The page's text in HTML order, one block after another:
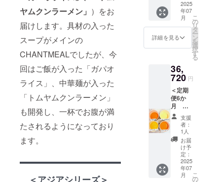
ヤムクンラーメン」 ）をお
届けします。具材の入った
スープがメインの
CHANTMEALでしたが、今
回はご飯が入った「ガパオ
ライス」、中華麺が入った
「トムヤムクンラーメン」
も開発し、一杯でお腹が満
たされるようになっており
ます。
商品の
ラベル
に表記
されま
す。 商
品開封
前には
付され
たラベ
ルや注
意書き
をご確
認くだ
さい
クラフ
トスー
プC＞
野菜と
生姜の
牛すじ
カレー
煮込み
・鶏団
子とニ
ラのス
タミナ
なべ ・
山椒香
る牛と
ときた
まご ※
具材の
種類は
セク
リーム
＜クラ
フト
スープB
種野菜
と生姜
の彩り
椀 ・鯛
の和風
アクア
パッツ
ア ・魚
介のブ
イヤ
ベース
・8種野
菜のラ
タトュ
・10種
野菜と
生姜の
彩り椀
・焼鮭
煮 ・ク
レーム
ドゥ
シャン
ピニオ
ン ・チ
キンフ
リカッ
セク
リーム
チュー
＜クラ
フト
スープB
リーン
カレー
・マッ
サマン
カレー
メン ・
ガパオ
ライス
クラフ
トスー
プはA・
B・Cの
いずれ
か2セッ
トを備
考欄に
お選び
下さ
い。 ＜
クラフ
リー
ズ、ク
ラフト
スープ
A・B・
C、お雑
煮食べ
セット
を6か月
に渡っ
て各4個
ずつ送
りま
す。 ・
とうも
ろこし
・京人
参 ・紅
はるか
の濃厚
ポター
ジュ ・
2025
年07
月
詳細を見る
こ
の
リ
タ
ー
ン
を
選
択
す
る
36,
720 円
＜定期
便6か
月 全
コース
セット
＞ 冷製
スー
プ、ア
ジアシ
リー
ズ、ク
ラフト
支援
者：
1人
お届
け予
定：
2025
年07
月
こ
の